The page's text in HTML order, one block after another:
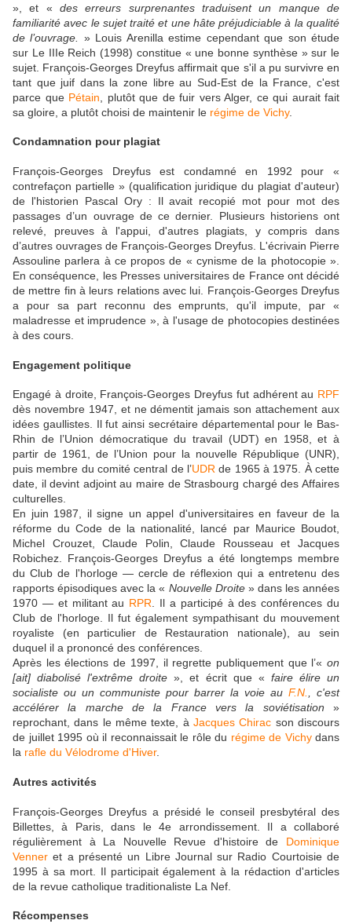
», et « des erreurs surprenantes traduisent un manque de
familiarité avec le sujet traité et une hâte préjudiciable à la qualité
de l’ouvrage.
» Louis Arenilla estime cependant que son étude
sur Le IIIe Reich (1998) constitue « une bonne synthèse » sur le
sujet. François-Georges Dreyfus affirmait que s'il a pu survivre en
tant que juif dans la zone libre au Sud-Est de la France, c'est
parce que Pétain , plutôt que de fuir vers Alger, ce qui aurait fait
sa gloire, a plutôt choisi de maintenir le régime de Vichy.
Condamnation pour plagiat
François-Georges Dreyfus est condamné en 1992 pour «
contrefaçon partielle » (qualification juridique du plagiat d'auteur)
de l'historien Pascal Ory : Il avait recopié mot pour mot des
passages d’un ouvrage de ce dernier. Plusieurs historiens ont
relevé, preuves à l'appui, d'autres plagiats, y compris dans
d’autres ouvrages de François-Georges Dreyfus. L'écrivain Pierre
Assouline parlera à ce propos de « cynisme de la photocopie ».
En conséquence, les Presses universitaires de France ont décidé
de mettre fin à leurs relations avec lui. François-Georges Dreyfus
a pour sa part reconnu des emprunts, qu'il impute, par «
maladresse et imprudence », à l'usage de photocopies destinées
à des cours.
Engagement politique
Engagé à droite, François-Georges Dreyfus fut adhérent au RPF
dès novembre 1947, et ne démentit jamais son attachement aux
idées gaullistes. Il fut ainsi secrétaire départemental pour le Bas-
Rhin de l’Union démocratique du travail (UDT) en 1958, et à
partir de 1961, de l’Union pour la nouvelle République (UNR),
puis membre du comité central de l’UDR de 1965 à 1975. À cette
date, il devint adjoint au maire de Strasbourg chargé des Affaires
culturelles.
En juin 1987, il signe un appel d'universitaires en faveur de la
réforme du Code de la nationalité, lancé par Maurice Boudot,
Michel Crouzet, Claude Polin, Claude Rousseau et Jacques
Robichez. François-Georges Dreyfus a été longtemps membre
du Club de l'horloge — cercle de réflexion qui a entretenu des
rapports épisodiques avec la « Nouvelle Droite» dans les années
1970 — et militant au RPR. Il a participé à des conférences du
Club de l'horloge. Il fut également sympathisant du mouvement
royaliste (en particulier de Restauration nationale), au sein
duquel il a prononcé des conférences.
Après les élections de 1997, il regrette publiquement que l’« on
[ait] diabolisé l'extrême droite », et écrit que « faire élire un
socialiste ou un communiste pour barrer la voie au F.N., c'est
accélérer la marche de la France vers la soviétisation »
reprochant, dans le même texte, à Jacques Chirac son discours
de juillet 1995 où il reconnaissait le rôle du régime de Vichydans
la rafle du Vélodrome d'Hiver.
Autres activités
François-Georges Dreyfus a présidé le conseil presbytéral des
Billettes, à Paris, dans le 4e arrondissement. Il a collaboré
régulièrement à La Nouvelle Revue d'histoire de Dominique
Venner et a présenté un Libre Journal sur Radio Courtoisie de
1995 à sa mort. Il participait également à la rédaction d'articles
de la revue catholique traditionaliste La Nef.
Récompenses